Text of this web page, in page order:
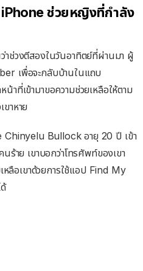
iPhone ช่วยหญิงที่กำลัง
าช่วงตีสองในวันอาทิตย์ที่ผ่านมา ผู้
เพื่อจะกลับบ้านในแถบ
ที่เข้ามาขอความช่วยเหลือให้ตาม
าหาย
Chinyelu Bullock อายุ 20 ปี เข้า
นร้าย เขาบอกว่าโทรศัพท์ของเขา
หลือเขาด้วยการใช้แอป Find My